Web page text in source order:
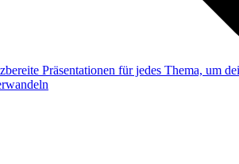
Präsentationen für jedes Thema, um